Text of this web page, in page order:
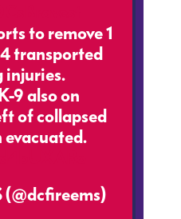
to remove 1
transported
injuries.
9 also on
of collapsed
evacuated.